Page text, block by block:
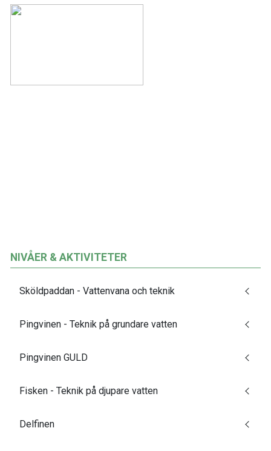
NIVÅER & AKTIVITETER
Sköldpaddan - Vattenvana och teknik
Pingvinen - Teknik på grundare vatten
Pingvinen GULD
Fisken - Teknik på djupare vatten
Delfinen